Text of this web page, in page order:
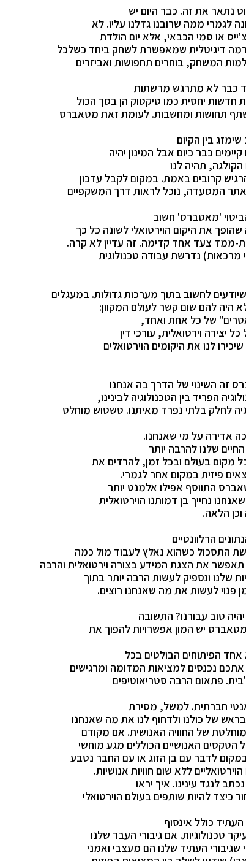
נתאר את זה. כבר היום יש
לגמרי ממה שרובנו גדלנו עליו. לא
או סמי הכבאי, אלא יום הולדת
דיגיטלית שמאפשרת לשחק ביחד כשלכל
המשחק, בוחרים תחפושות ואביזרים
כבר לא מתרגש מרשתות
תחושות ומחשבות. לעומת זאת מטאברס
בין הקיום
כבר כיום אבל המינון יהיה
תהיה לנו
קרובים באמת. במקום לקבל עדכון
המסעדה, נוכל לראות דרך המשקפיים
'מאטברס' חשוב
את היקום הוירטואלי לשונה כל כך
ממד צעד אחד קדימה. זה עדיין לא קרה.
מרכאות) נדרשת עבודה טכנולוגית
לחשוב בתוך מערכות גדולות. במעגלים
היה להם שום קשר לעולם המקוון:
של כל אחת ואחד,
יצירה וירטואלית, עורכי דין
לנו את היקומים הוירטואלים
השינוי של הדרך בה אנחנו
הפריד בין הטכנולוגיה לבינינו,
לחלק בלתי נפרד מאיתנו. טשטוש מוחלט
אדירה על מי שאנחנו.
שלנו להרבה יותר
מקום בעולם ובכל זמן, להרדים את
פיזית במקום אחר לגמרי.
התווסף אפילו אלמנט יותר
נחייך בן דמותנו הוירטואלית
הלאה.
הרלוונטיים
התסכול כשהוא נאלץ לעבוד מול כמה
את הצגת המידע בצורה וירטואלית והרבה
שלנו ונספיק לעשות הרבה יותר בתוך
פנוי לעשות את מה שאנחנו רוצים.
טוב עבורנו? התשובה
יש המון אפשרויות להפוך את
הפיתוחים הבולטים בכל
נכנסים למציאות המדומה ומרגישים
פתאום הרבה סטריאוטיפים
חברתית. למשל, מסירת
של כולנו ולדחוף לנו את מה שאנחנו
של החוויה האנושית. אם מקודם
הטקסים האנושיים הכוללים מגע מוחשי
לדבר עם בן הזוג או עם החבר נטבע
ללא שום חוויות אנושיות.
לנגד עינינו. איך יראו
כיצד להיות שותפים בעולם הוירטואלי
כולל אינסוף
טכנולוגיות. אם גיבורי העבר שלנו
העתיד שלנו הם מעצבי ואמני